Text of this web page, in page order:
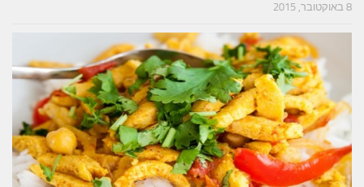
8 באוקטובר, 2015